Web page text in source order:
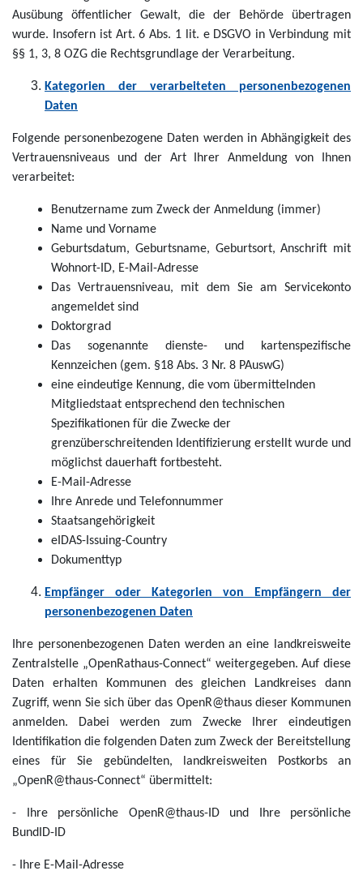
Ausübung öffentlicher Gewalt, die der Behörde übertragen
wurde. Insofern ist Art. 6 Abs. 1 lit. e DSGVO in Verbindung mit
§§ 1, 3, 8 OZG die Rechtsgrundlage der Verarbeitung.
Kategorien der verarbeiteten personenbezogenen
Daten
Folgende personenbezogene Daten werden in Abhängigkeit des
Vertrauensniveaus und der Art Ihrer Anmeldung von Ihnen
verarbeitet:
Benutzername zum Zweck der Anmeldung (immer)
Name und Vorname
Geburtsdatum, Geburtsname, Geburtsort, Anschrift mit
Wohnort-ID, E-Mail-Adresse
Das Vertrauensniveau, mit dem Sie am Servicekonto
angemeldet sind
Doktorgrad
Das sogenannte dienste- und kartenspezifische
Kennzeichen (gem. §18 Abs. 3 Nr. 8 PAuswG)
eine eindeutige Kennung, die vom übermittelnden
Mitgliedstaat entsprechend den technischen
Spezifikationen für die Zwecke der
grenzüberschreitenden Identifizierung erstellt wurde und
möglichst dauerhaft fortbesteht.
E-Mail-Adresse
Ihre Anrede und Telefonnummer
Staatsangehörigkeit
eIDAS-Issuing-Country
Dokumenttyp
Empfänger oder Kategorien von Empfängern der
personenbezogenen Daten
Ihre personenbezogenen Daten werden an eine landkreisweite
Zentralstelle „OpenRathaus-Connect“ weitergegeben. Auf diese
Daten erhalten Kommunen des gleichen Landkreises dann
Zugriff, wenn Sie sich über das OpenR@thaus dieser Kommunen
anmelden. Dabei werden zum Zwecke Ihrer eindeutigen
Identifikation die folgenden Daten zum Zweck der Bereitstellung
eines für Sie gebündelten, landkreisweiten Postkorbs an
„OpenR@thaus-Connect“ übermittelt:
- Ihre persönliche OpenR@thaus-ID und Ihre persönliche
BundID-ID
- Ihre E-Mail-Adresse